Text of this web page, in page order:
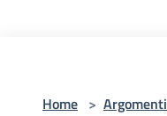
Home > Argomenti